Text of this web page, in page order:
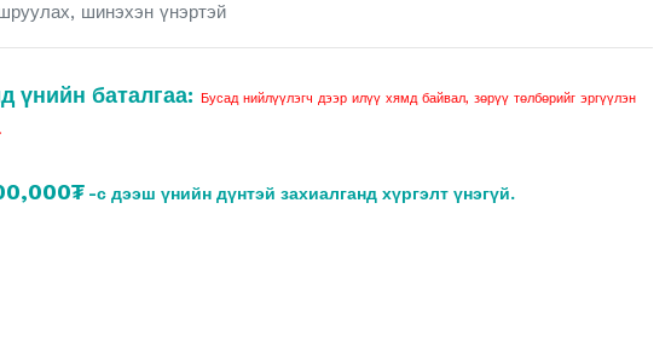
шинэхэн үнэртэй
үнийн баталгаа: Бусад нийлүүлэгч дээр илүү хямд байвал, зөрүү төлбөрийг эргүүлэн
-с дээш үнийн дүнтэй захиалганд хүргэлт үнэгүй.